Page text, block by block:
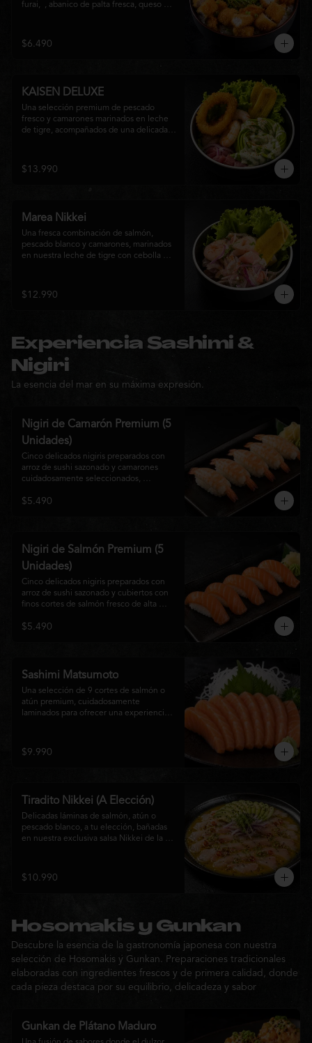
furai,  , abanico de palta fresca, queso
sabores que equilibra lo crocante, lo
fresco y lo cremoso en cada bocado.
$6.490
KAISEN DELUXE
Una selección premium de pescado
fresco y camarones marinados en leche
de tigre, acompañados de una delicada
que combina frescura, textura y
elegancia en cada bocado.
$13.990
Marea Nikkei
Una fresca combinación de salmón,
pescado blanco y camarones, marinados
en nuestra leche de tigre con cebolla
para una experiencia Nikkei llena de
frescura, equilibrio y sabor.
$12.990
Experiencia Sashimi &
Nigiri
La esencia del mar en su máxima expresión.
Nigiri de Camarón Premium (5
Unidades)
Cinco delicados nigiris preparados con
arroz de sushi sazonado y camarones
cuidadosamente seleccionados,
Su textura suave, frescura y sabor natural
$5.490
Nigiri de Salmón Premium (5
Unidades)
Cinco delicados nigiris preparados con
arroz de sushi sazonado y cubiertos con
finos cortes de salmón fresco de alta
gastronomía japonesa que destaca por su
$5.490
Sashimi Matsumoto
Una selección de 9 cortes de salmón o
atún premium, cuidadosamente
laminados para ofrecer una experiencia
$9.990
Tiradito Nikkei (A Elección)
Delicadas láminas de salmón, atún o
pescado blanco, a tu elección, bañadas
en nuestra exclusiva salsa Nikkei de la
palta, cebolla morada, ají fresco, brotes y
sésamo, ofreciendo una experiencia
$10.990
Hosomakis y Gunkan
Descubre la esencia de la gastronomía japonesa con nuestra
selección de Hosomakis y Gunkan. Preparaciones tradicionales
elaboradas con ingredientes frescos y de primera calidad, donde
cada pieza destaca por su equilibrio, delicadeza y sabor
Gunkan de Plátano Maduro